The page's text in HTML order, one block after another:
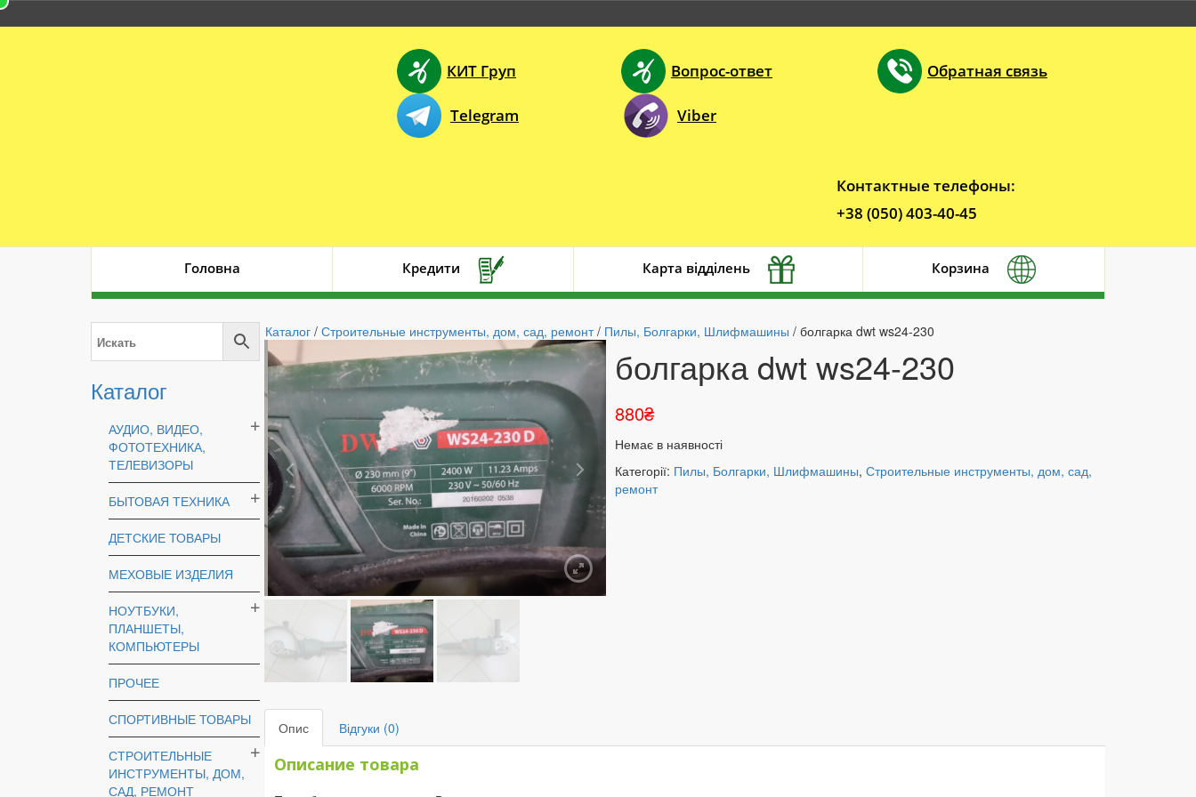
КИТ Груп Вопрос-ответ Обратная связь
Telegram Viber
Контактные телефоны:
+38 (050) 403-40-45
Головна Кредити Карта відділень Корзина
Каталог
АУДИО, ВИДЕО,
ФОТОТЕХНИКА,
ТЕЛЕВИЗОРЫ
БЫТОВАЯ ТЕХНИКА
ДЕТСКИЕ ТОВАРЫ
МЕХОВЫЕ ИЗДЕЛИЯ
НОУТБУКИ,
ПЛАНШЕТЫ,
КОМПЬЮТЕРЫ
ПРОЧЕЕ
СПОРТИВНЫЕ ТОВАРЫ
СТРОИТЕЛЬНЫЕ
ИНСТРУМЕНТЫ, ДОМ,
САД, РЕМОНТ
Каталог / Строительные инструменты, дом, сад, ремонт/ Пилы, Болгарки, Шлифмашины / болгарка dwt ws24-230
болгарка dwt ws24-230
880₴
Немає в наявності
Категорії: Пилы, Болгарки, Шлифмашины, Строительные инструменты, дом, сад,
ремонт
Опис Відгуки (0)
Описание товара